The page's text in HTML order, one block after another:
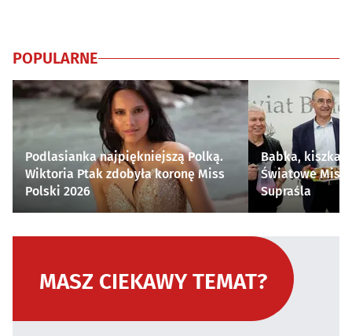
POPULARNE
Podlasianka najpiękniejszą Polką.
Wiktoria Ptak zdobyła koronę Miss
Polski 2026
Babka, kiszka i
Światowe
Supraśla
MASZ CIEKAWY TEMAT?